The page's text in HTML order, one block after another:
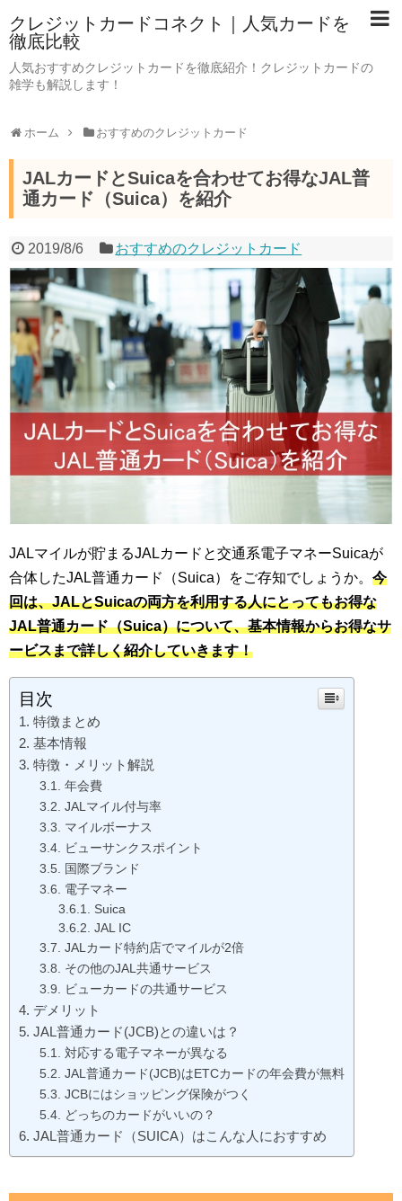
クレジットカードコネクト｜人気カードを
徹底比較
人気おすすめクレジットカードを徹底紹介！クレジットカードの
雑学も解説します！
ホーム おすすめのクレジットカード
JALカードとSuicaを合わせてお得なJAL普
通カード（Suica）を紹介
2019/8/6 おすすめのクレジットカード
JALマイルが貯まるJALカードと交通系電子マネーSuicaが
合体したJAL普通カード（Suica）をご存知でしょうか。 今
回は、JALとSuicaの両方を利用する人にとってもお得な
JAL普通カード（Suica）について、基本情報からお得なサ
ービスまで詳しく紹介していきます！
目次
特徴まとめ
基本情報
特徴・メリット解説
年会費
JALマイル付与率
マイルボーナス
ビューサンクスポイント
国際ブランド
電子マネー
Suica
JAL IC
JALカード特約店でマイルが2倍
その他のJAL共通サービス
ビューカードの共通サービス
デメリット
JAL普通カード(JCB)との違いは？
対応する電子マネーが異なる
JAL普通カード(JCB)はETCカードの年会費が無料
JCBにはショッピング保険がつく
どっちのカードがいいの？
JAL普通カード（SUICA）はこんな人におすすめ